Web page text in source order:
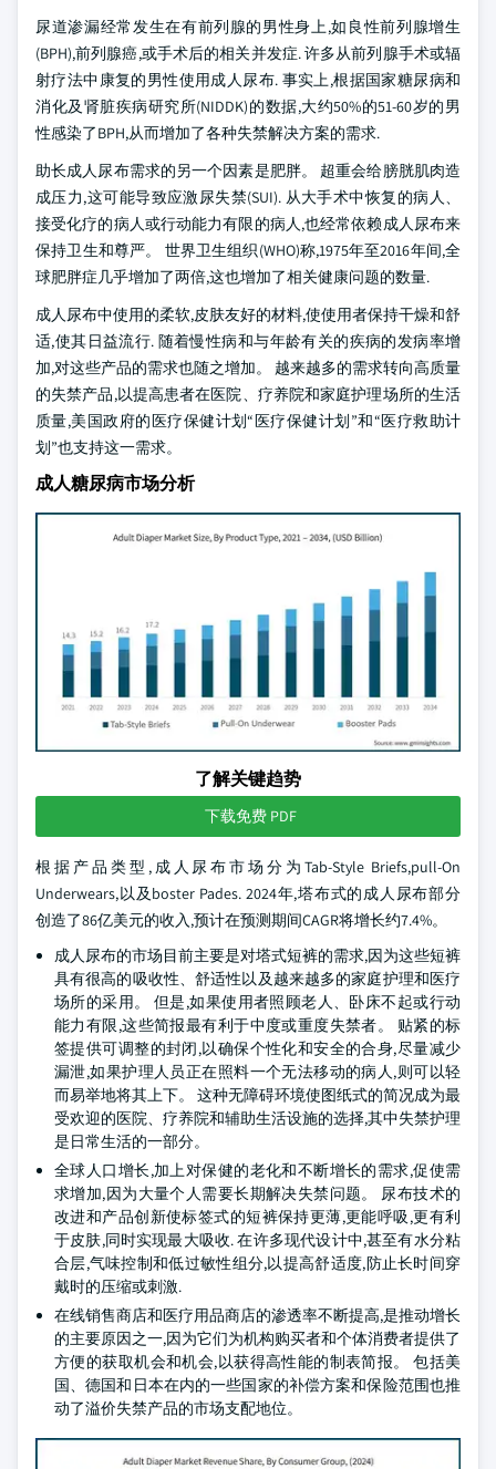
尿道渗漏经常发生在有前列腺的男性身上,如良性前列腺增生
(BPH),前列腺癌,或手术后的相关并发症. 许多从前列腺手术或辐
射疗法中康复的男性使用成人尿布. 事实上,根据国家糖尿病和
消化及肾脏疾病研究所(NIDDK)的数据,大约50%的51-60岁的男
性感染了BPH,从而增加了各种失禁解决方案的需求.
助长成人尿布需求的另一个因素是肥胖。 超重会给膀胱肌肉造
成压力,这可能导致应激尿失禁(SUI). 从大手术中恢复的病人、
接受化疗的病人或行动能力有限的病人,也经常依赖成人尿布来
保持卫生和尊严。 世界卫生组织(WHO)称,1975年至2016年间,全
球肥胖症几乎增加了两倍,这也增加了相关健康问题的数量.
成人尿布中使用的柔软,皮肤友好的材料,使使用者保持干燥和舒
适,使其日益流行. 随着慢性病和与年龄有关的疾病的发病率增
加,对这些产品的需求也随之增加。 越来越多的需求转向高质量
的失禁产品,以提高患者在医院、疗养院和家庭护理场所的生活
质量,美国政府的医疗保健计划“医疗保健计划”和“医疗救助计
划”也支持这一需求。
成人糖尿病市场分析
了解关键趋势
下载免费 PDF
根据产品类型,成人尿布市场分为Tab-Style Briefs,pull-On
Underwears,以及boster Pades. 2024年,塔布式的成人尿布部分
创造了86亿美元的收入,预计在预测期间CAGR将增长约7.4%。
成人尿布的市场目前主要是对塔式短裤的需求,因为这些短裤
具有很高的吸收性、舒适性以及越来越多的家庭护理和医疗
场所的采用。 但是,如果使用者照顾老人、卧床不起或行动
能力有限,这些简报最有利于中度或重度失禁者。 贴紧的标
签提供可调整的封闭,以确保个性化和安全的合身,尽量减少
漏泄,如果护理人员正在照料一个无法移动的病人,则可以轻
而易举地将其上下。 这种无障碍环境使图纸式的简况成为最
受欢迎的医院、疗养院和辅助生活设施的选择,其中失禁护理
是日常生活的一部分。
全球人口增长,加上对保健的老化和不断增长的需求,促使需
求增加,因为大量个人需要长期解决失禁问题。 尿布技术的
改进和产品创新使标签式的短裤保持更薄,更能呼吸,更有利
于皮肤,同时实现最大吸收. 在许多现代设计中,甚至有水分粘
合层,气味控制和低过敏性组分,以提高舒适度,防止长时间穿
戴时的压缩或刺激.
在线销售商店和医疗用品商店的渗透率不断提高,是推动增长
的主要原因之一,因为它们为机构购买者和个体消费者提供了
方便的获取机会和机会,以获得高性能的制表简报。 包括美
国、德国和日本在内的一些国家的补偿方案和保险范围也推
动了溢价失禁产品的市场支配地位。